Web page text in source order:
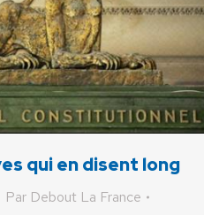
qui en disent long
Par Debout La France